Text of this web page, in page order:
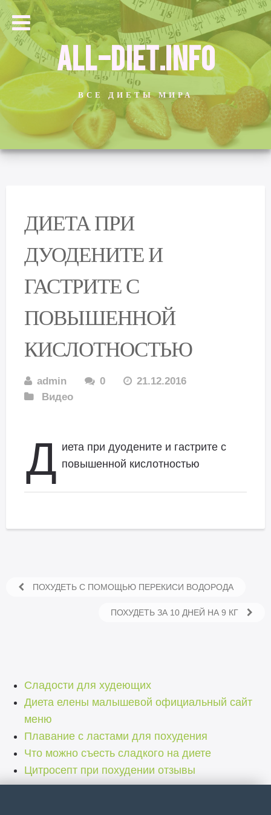
ALL-DIET.INFO
ВСЕ ДИЕТЫ МИРА
ДИЕТА ПРИ
ДУОДЕНИТЕ И
ГАСТРИТЕ С
ПОВЫШЕННОЙ
КИСЛОТНОСТЬЮ
admin 0
21.12.2016
Видео
Д иета при дуодените и гастрите с
повышенной кислотностью
ПОХУДЕТЬ С ПОМОЩЬЮ ПЕРЕКИСИ ВОДОРОДА
ПОХУДЕТЬ ЗА 10 ДНЕЙ НА 9 КГ
Сладости для худеющих
Диета елены малышевой официальный сайт
меню
Плавание с ластами для похудения
Что можно съесть сладкого на диете
Цитросепт при похудении отзывы